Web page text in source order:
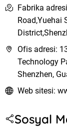
Fabrika
Road,Yuehai
Ofis adresi:
Technology
Shenzhen,
Web sitesi:
Sosyal